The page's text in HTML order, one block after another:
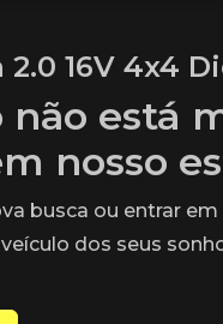
16V 4x4
não está
nosso
busca ou entrar
dos seus